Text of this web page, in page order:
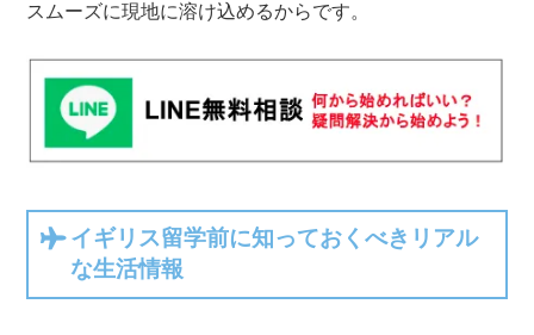
スムーズに現地に溶け込めるからです。
イギリス留学前に知っておくべきリアル
な生活情報